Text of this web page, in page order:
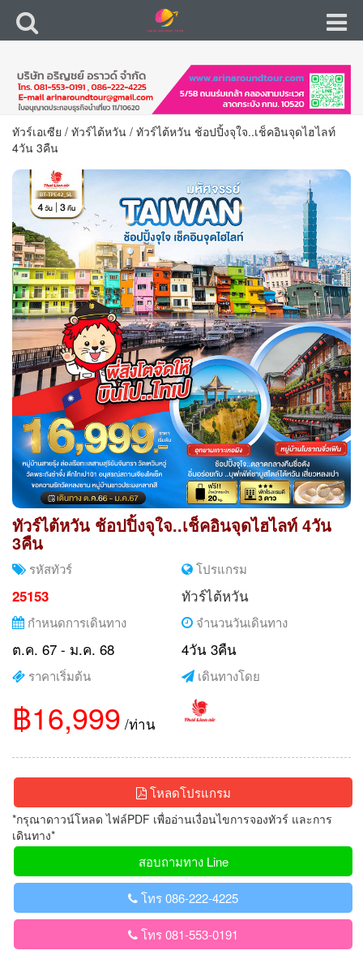
ทัวร์เอเซีย / ทัวร์ไต้หวัน / ทัวร์ไต้หวัน ช้อปปิ้งจุใจ..เช็คอินจุดไฮไลท์
4วัน 3คืน
ทัวร์ไต้หวัน ช้อปปิ้งจุใจ..เช็คอินจุดไฮไลท์ 4วัน
3คืน
รหัสทัวร์
25153
โปรแกรม
ทัวร์ไต้หวัน
กำหนดการเดินทาง
ต.ค. 67 - ม.ค. 68
จำนวนวันเดินทาง
4วัน 3คืน
ราคาเริ่มต้น
฿16,999 /ท่าน
เดินทางโดย
โหลดโปรแกรม
*กรุณาดาวน์โหลด ไฟล์PDF เพื่ออ่านเงื่อนไขการจองทัวร์ และการ
เดินทาง*
สอบถามทาง Line
โทร 086-222-4225
โทร 081-553-0191